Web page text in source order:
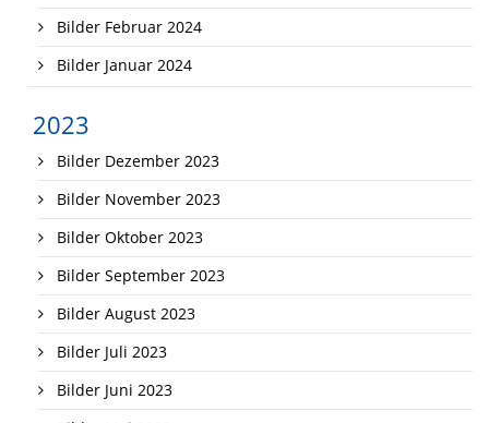
Bilder Februar 2024
Bilder Januar 2024
2023
Bilder Dezember 2023
Bilder November 2023
Bilder Oktober 2023
Bilder September 2023
Bilder August 2023
Bilder Juli 2023
Bilder Juni 2023